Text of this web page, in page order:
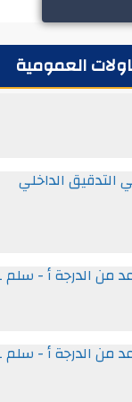
العمومية
الداخلي
أ - سلم 11
أ - سلم 11